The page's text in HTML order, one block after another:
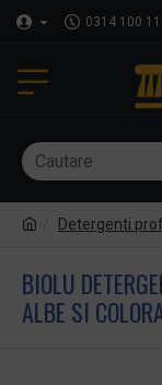
0314 100
Detergenti
BIOLU
ALBE SI